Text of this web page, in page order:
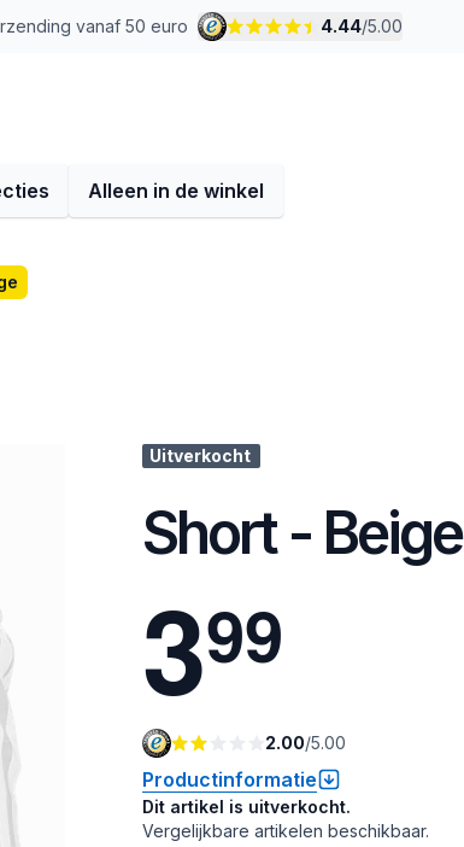
vanaf 50 euro 4.44/5.00
Alleen in de winkel
Uitverkocht
Short - Beige
399
2.00/5.00
Productinformatie
Dit artikel is uitverkocht.
Vergelijkbare artikelen beschikbaar.